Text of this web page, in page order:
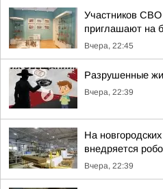
Участников
приглашают на
Вчера, 22:45
Разрушенные
Вчера, 22:39
На
внедряется
Вчера, 22:39